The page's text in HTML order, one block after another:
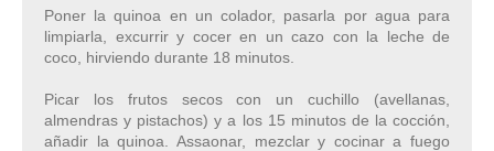
Poner la quinoa en un colador, pasarla por agua para
limpiarla, excurrir y cocer en un cazo con la leche de
coco, hirviendo durante 18 minutos.
Picar los frutos secos con un cuchillo (avellanas,
almendras y pistachos) y a los 15 minutos de la cocción,
añadir la quinoa. Assaonar, mezclar y cocinar a fuego